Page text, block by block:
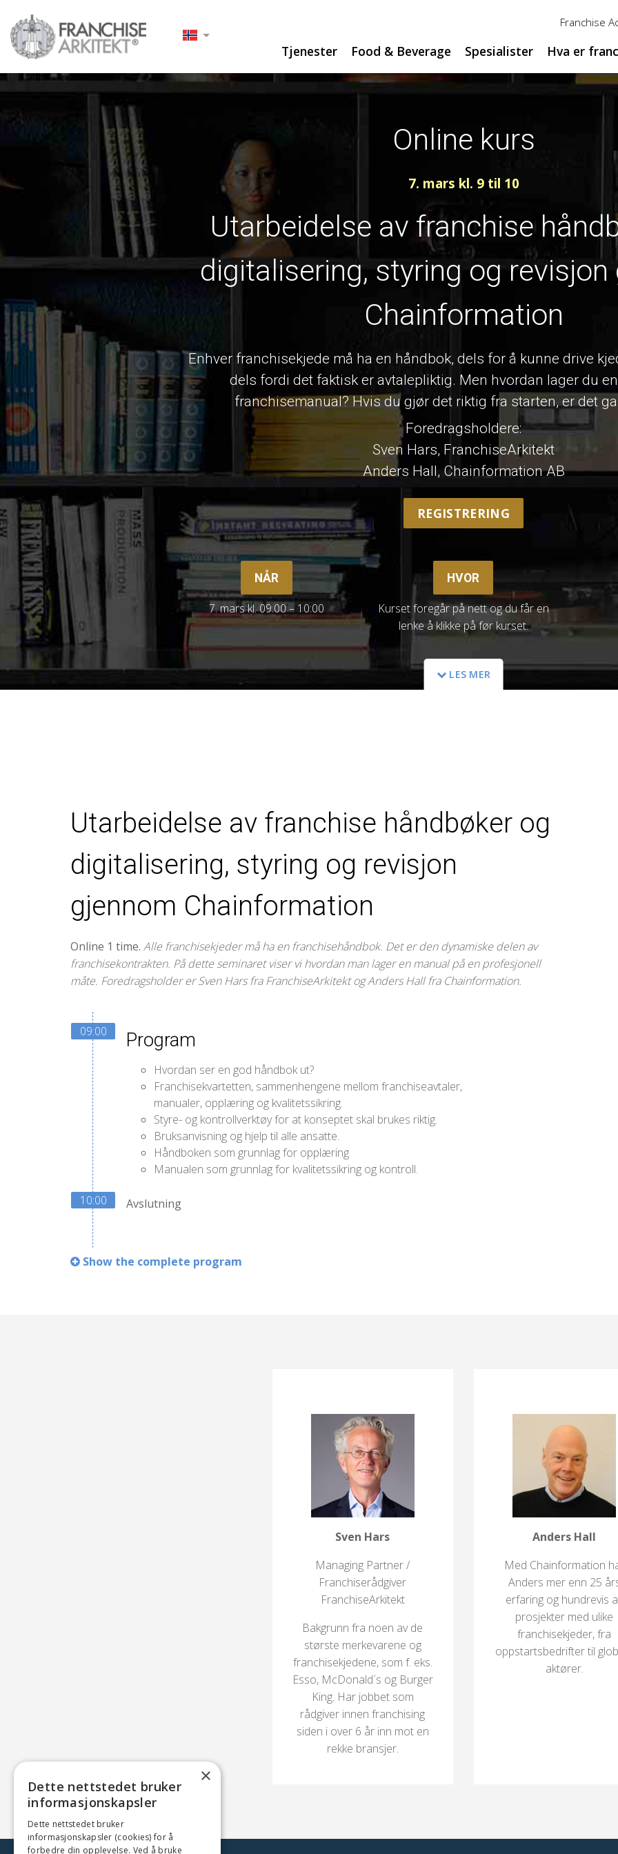
Franchise
Tjenester Food & Beverage Spesialister Hva er
Online kurs
7. mars kl. 9 til 10
Utarbeidelse av franchise
digitalisering, styring og revisjon
Chainformation
Enhver franchisekjede må ha en håndbok, dels for å kunne drive
dels fordi det faktisk er avtalepliktig. Men hvordan lager du
franchisemanual? Hvis du gjør det riktig fra starten, er det
Foredragsholdere:
Sven Hars, FranchiseArkitekt
Anders Hall, Chainformation AB
REGISTRERING
NÅR
7. mars kl. 09.00 – 10:00
HVOR
Kurset foregår på nett og du får en
lenke å klikke på før kurset.
LES MER
Utarbeidelse av franchise håndbøker og
digitalisering, styring og revisjon
gjennom Chainformation
Online 1 time. Alle franchisekjeder må ha en franchisehåndbok. Det er den dynamiske delen av
franchisekontrakten. På dette seminaret viser vi hvordan man lager en manual på en profesjonell
måte. Foredragsholder er Sven Hars fra FranchiseArkitekt og Anders Hall fra Chainformation.
09:00 Program
Hvordan ser en god håndbok ut?
Franchisekvartetten, sammenhengene mellom franchiseavtaler,
manualer, opplæring og kvalitetssikring.
Styre- og kontrollverktøy for at konseptet skal brukes riktig.
Bruksanvisning og hjelp til alle ansatte.
Håndboken som grunnlag for opplæring
Manualen som grunnlag for kvalitetssikring og kontroll.
10:00 Avslutning
Show the complete program
Sven Hars
Managing Partner /
Franchiserådgiver
FranchiseArkitekt
Bakgrunn fra noen av de
største merkevarene og
franchisekjedene, som f. eks.
Esso, McDonald´s og Burger
King. Har jobbet som
rådgiver innen franchising
siden i over 6 år inn mot en
rekke bransjer.
Anders Hall
Med Chainformation
Anders mer enn 25
erfaring og hundrevis
prosjekter med ulike
franchisekjeder, fra
oppstartsbedrifter til
aktører.
×
Dette nettstedet bruker
informasjonskapsler
Dette nettstedet bruker
informasjonskapsler (cookies) for å
forbedre din opplevelse. Ved å bruke